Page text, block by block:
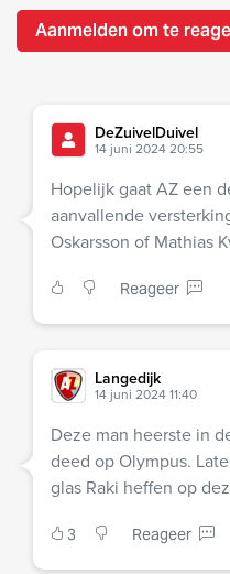
Aanmelden om te
DeZuivelDuivel
14 juni 2024 20:55
Hopelijk gaat AZ een
aanvallende
Oskarsson of Mathias
Reageer
Langedijk
14 juni 2024 11:40
Deze man heerste in
deed op Olympus.
glas Raki heffen op
3 Reageer